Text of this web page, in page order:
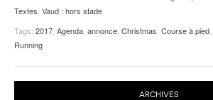
Textes Vaud : hors stade
Tags: 2017 Agenda annonce Christmas Course à pied
Running
ARCHIVES